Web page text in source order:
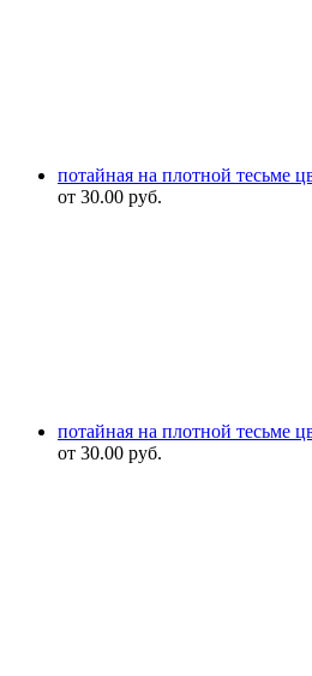
потайная на плотной тесьме
от 30.00 руб.
потайная на плотной тесьме
от 30.00 руб.